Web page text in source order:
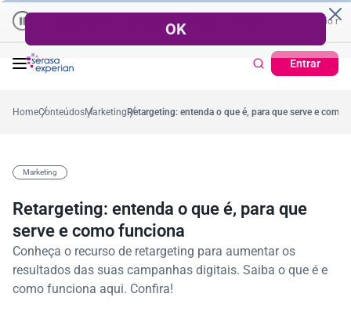
Empresas | Recuperação de Crédito Percentual médio no ano
Entrar
no ano Cartão de Crédito |
HomeConteúdosMarketing Retargeting: entenda o que é, para que serve e como
Marketing
Retargeting: entenda o que é, para que
serve e como funciona
Conheça o recurso de retargeting para aumentar os
resultados das suas campanhas digitais. Saiba o que é e
como funciona aqui. Confira!